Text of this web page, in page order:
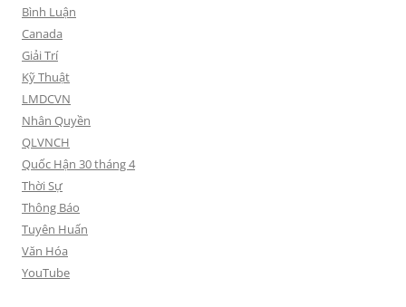
Bình Luận
Canada
Giải Trí
Kỹ Thuật
LMDCVN
Nhân Quyền
QLVNCH
Quốc Hận 30 tháng 4
Thời Sự
Thông Báo
Tuyên Huấn
Văn Hóa
YouTube